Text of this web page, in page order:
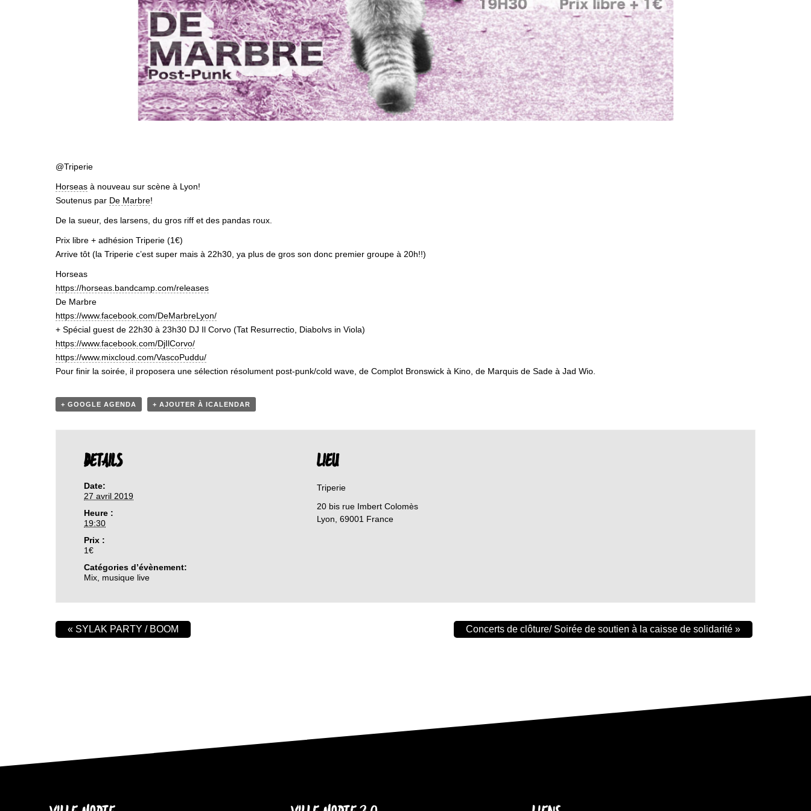
@Triperie
Horseas à nouveau sur scène à Lyon!
Soutenus par De Marbre!
De la sueur, des larsens, du gros riff et des pandas roux.
Prix libre + adhésion Triperie (1€)
Arrive tôt (la Triperie c’est super mais à 22h30, ya plus de gros son donc premier groupe à 20h!!)
Horseas
https://horseas.bandcamp.com/releases
De Marbre
https://www.facebook.com/DeMarbreLyon/
+ Spécial guest de 22h30 à 23h30 DJ Il Corvo (Tat Resurrectio, Diabolvs in Viola)
https://www.facebook.com/DjIlCorvo/
https://www.mixcloud.com/VascoPuddu/
Pour finir la soirée, il proposera une sélection résolument post-punk/cold wave, de Complot Bronswick à Kino, de Marquis de Sade à Jad Wio.
+ GOOGLE AGENDA + AJOUTER À ICALENDAR
DETAILS
Date:
27 avril 2019
Heure :
19:30
Prix :
1€
Catégories d’évènement:
Mix musique live
LIEU
Triperie
20 bis rue Imbert Colomès
Lyon 69001 France
« SYLAK PARTY / BOOM Concerts de clôture/ Soirée de soutien à la caisse de solidarité »